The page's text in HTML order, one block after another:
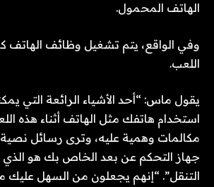
الهاتف المحمول.
وفي الواقع، يتم تشغيل وظائف
اللعب.
يقول ماس: “أحد الأشياء الرائعة التي
استخدام هاتفك مثل الهاتف أثناء هذه
مكالمات وهمية عليه، وترى رسائل نصية
جهاز التحكم عن بعد الخاص بك هو
التنقل”. “إنهم يجعلون من السهل عليك